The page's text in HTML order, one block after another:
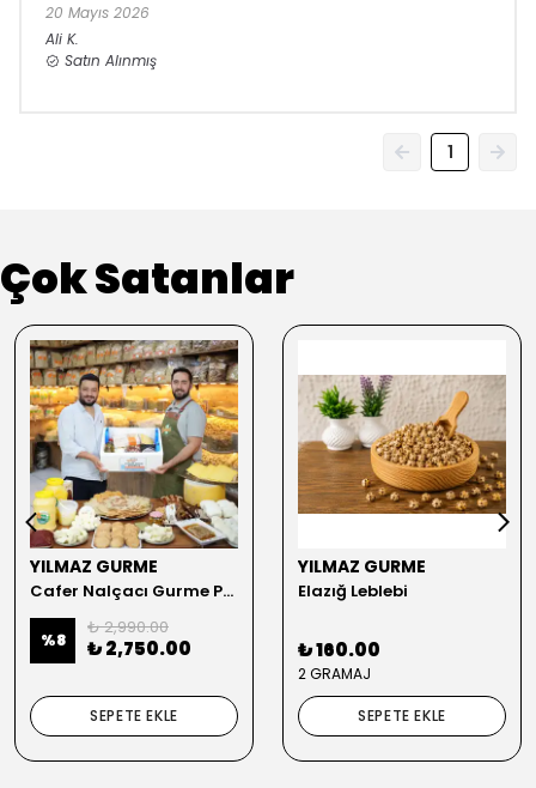
20 Mayıs 2026
Ali K.
Satın Alınmış
1
Çok Satanlar
YILMAZ GURME
Cafer Nalçacı Gurme Paket
%8
₺ 2,990.00
₺ 2,750.00
SEPETE EKLE
YILMAZ GURME
Elazığ Leblebi
₺ 160.00
2 GRAMAJ
SEPETE EKLE